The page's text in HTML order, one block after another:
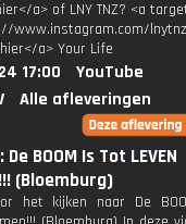
a> of LNY TNZ? <a
www.instagram.com/
a> Your Life
17:00
YouTube
Alle afleveringen
BOOM Is Tot LEVEN
(Bloemburg)
het kijken naar De